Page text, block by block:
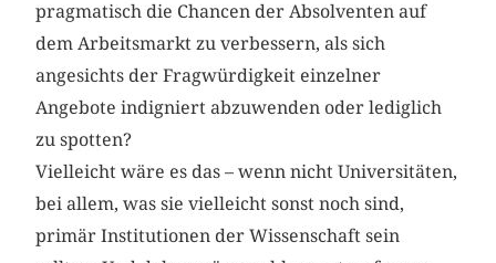
pragmatisch die Chancen der Absolventen auf
dem Arbeitsmarkt zu verbessern, als sich
angesichts der Fragwürdigkeit einzelner
Angebote indigniert abzuwenden oder lediglich
zu spotten?
Vielleicht wäre es das – wenn nicht Universitäten,
bei allem, was sie vielleicht sonst noch sind,
primär Institutionen der Wissenschaft sein